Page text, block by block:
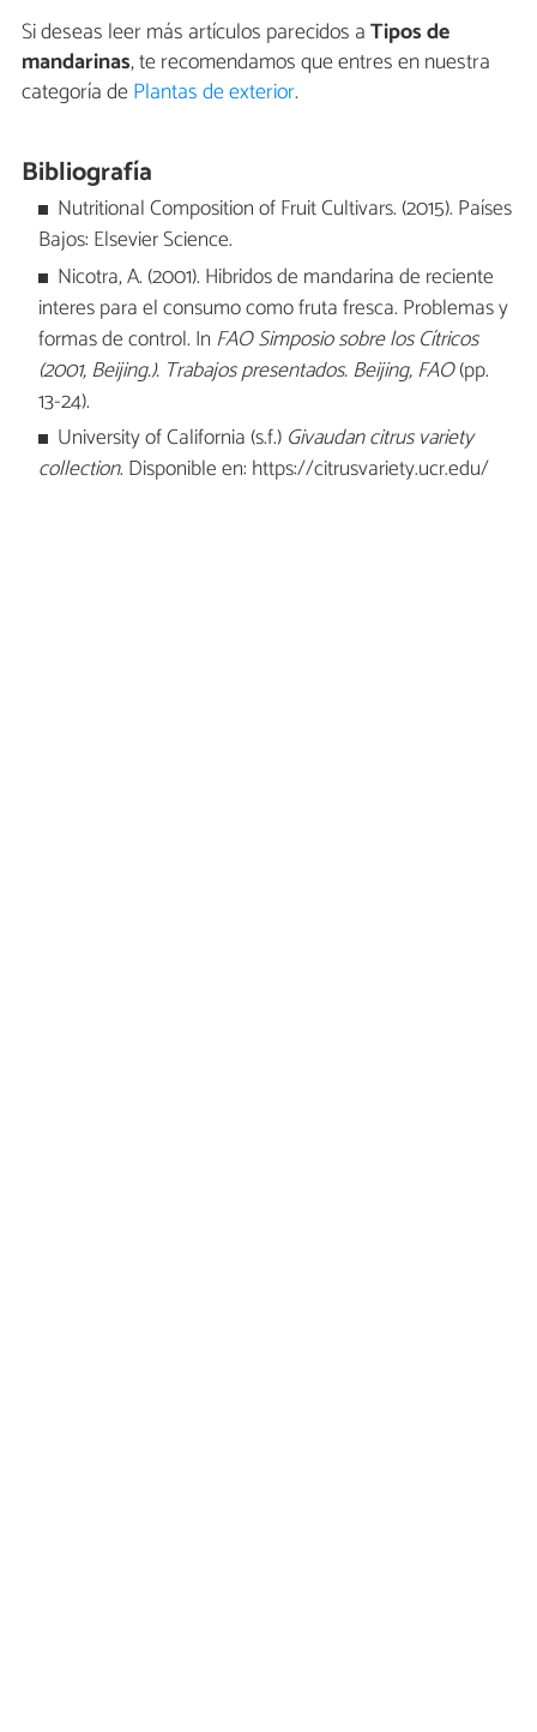
Si deseas leer más artículos parecidos aTipos de
mandarinas, te recomendamos que entres en nuestra
categoría dePlantas de exterior.
Bibliografía
Nutritional Composition of Fruit Cultivars. (2015). Países
Bajos: Elsevier Science.
Nicotra, A. (2001). Hibridos de mandarina de reciente
interes para el consumo como fruta fresca. Problemas y
formas de control. In FAO Simposio sobre los Cítricos
(2001, Beijing.). Trabajos presentados. Beijing, FAO(pp.
13-24).
University of California (s.f.) Givaudan citrus variety
collection. Disponible en: https://citrusvariety.ucr.edu/